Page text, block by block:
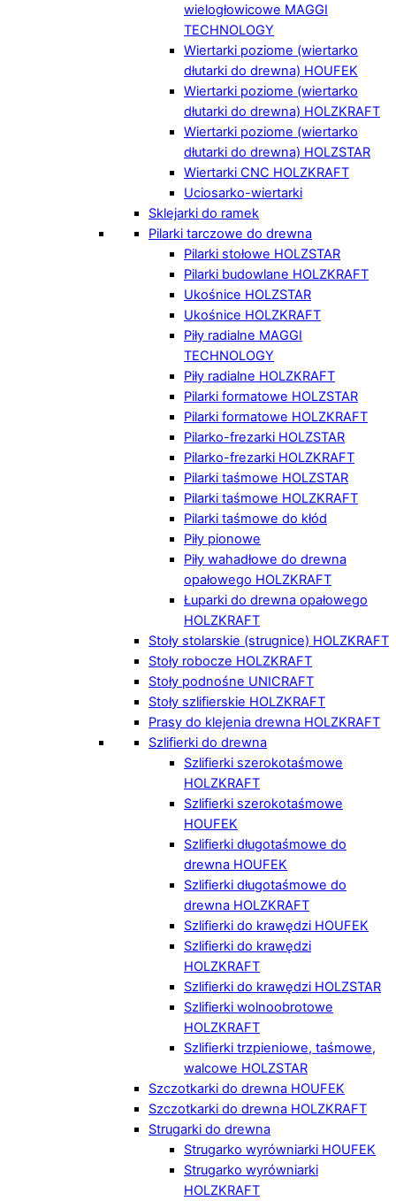
wielogłowicowe MAGGI
TECHNOLOGY
Wiertarki poziome (wiertarko
dłutarki do drewna) HOUFEK
Wiertarki poziome (wiertarko
dłutarki do drewna) HOLZKRAFT
Wiertarki poziome (wiertarko
dłutarki do drewna) HOLZSTAR
Wiertarki CNC HOLZKRAFT
Uciosarko-wiertarki
Sklejarki do ramek
Pilarki tarczowe do drewna
Pilarki stołowe HOLZSTAR
Pilarki budowlane HOLZKRAFT
Ukośnice HOLZSTAR
Ukośnice HOLZKRAFT
Piły radialne MAGGI
TECHNOLOGY
Piły radialne HOLZKRAFT
Pilarki formatowe HOLZSTAR
Pilarki formatowe HOLZKRAFT
Pilarko-frezarki HOLZSTAR
Pilarko-frezarki HOLZKRAFT
Pilarki taśmowe HOLZSTAR
Pilarki taśmowe HOLZKRAFT
Pilarki taśmowe do kłód
Piły pionowe
Piły wahadłowe do drewna
opałowego HOLZKRAFT
Łuparki do drewna opałowego
HOLZKRAFT
Stoły stolarskie (strugnice) HOLZKRAFT
Stoły robocze HOLZKRAFT
Stoły podnośne UNICRAFT
Stoły szlifierskie HOLZKRAFT
Prasy do klejenia drewna HOLZKRAFT
Szlifierki do drewna
Szlifierki szerokotaśmowe
HOLZKRAFT
Szlifierki szerokotaśmowe
HOUFEK
Szlifierki długotaśmowe do
drewna HOUFEK
Szlifierki długotaśmowe do
drewna HOLZKRAFT
Szlifierki do krawędzi HOUFEK
Szlifierki do krawędzi
HOLZKRAFT
Szlifierki do krawędzi HOLZSTAR
Szlifierki wolnoobrotowe
HOLZKRAFT
Szlifierki trzpieniowe, taśmowe,
walcowe HOLZSTAR
Szczotkarki do drewna HOUFEK
Szczotkarki do drewna HOLZKRAFT
Strugarki do drewna
Strugarko wyrówniarki HOUFEK
Strugarko wyrówniarki
HOLZKRAFT